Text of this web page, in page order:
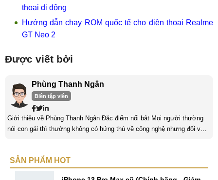
thoại di động
Hướng dẫn chạy ROM quốc tế cho điện thoại Realme
GT Neo 2
Được viết bởi
Phùng Thanh Ngân
Biên tập viên
Giới thiệu về Phùng Thanh Ngân Đặc điểm nổi bật Mọi người thường
nói con gái thì thường không có hứng thú về công nghệ nhưng đối với
quan trọng nhất của con gái khi làm về lĩnh vực công nghệ là phải có
SẢN PHẨM HOT